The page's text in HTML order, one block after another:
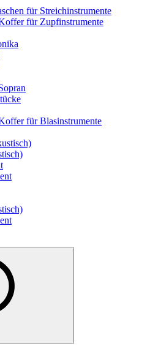
für Streichinstrumente
für Zupfinstrumente
für Blasinstrumente